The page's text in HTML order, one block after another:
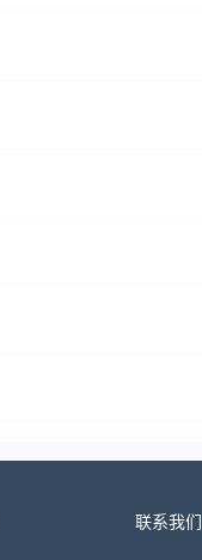
联系我们